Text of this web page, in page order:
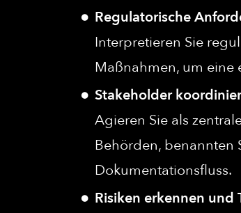
Regulatorische
Interpretieren Sie
Maßnahmen, um eine
Stakeholder
Agieren Sie als
Behörden, benannten
Dokumentationsfluss.
Risiken erkennen und